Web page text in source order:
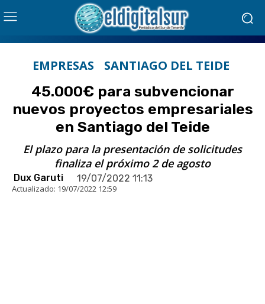
EMPRESAS SANTIAGO DEL TEIDE
45.000€ para subvencionar
nuevos proyectos empresariales
en Santiago del Teide
El plazo para la presentación de solicitudes
finaliza el próximo 2 de agosto
Dux Garuti 19/07/2022 11:13
Actualizado: 19/07/2022 12:59